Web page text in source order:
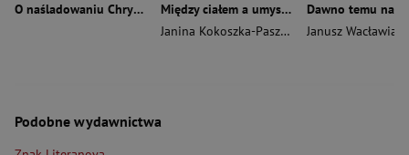
O naśladowaniu Chrystusa wyd. 2026
Między ciałem a umysłem
Janina Kokoszka-Paszkot
Piotr Wierzbiński
Janusz Wacławiak
Podobne wydawnictwa